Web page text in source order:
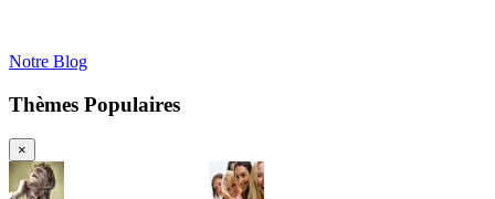
Notre Blog
Thèmes Populaires
×